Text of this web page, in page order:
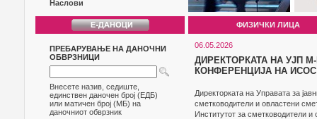
Наслови
ФИЗИЧКИ ЛИЦА
ПРЕБАРУВАЊЕ НА ДАНОЧНИ
ОБВРЗНИЦИ
Внесете назив, седиште,
единствен даночен број (ЕДБ)
или матичен број (МБ) на
даночниот обврзник
06.05.2026
ДИРЕКТОРКАТА НА УЈП
КОНФЕРЕНЦИЈА НА ИСОС
Директорката на Управата за
сметководители и овластени
Институтот за сметководители